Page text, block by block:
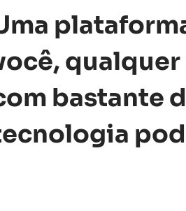
qualquer
bastante